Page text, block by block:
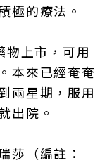
極的療法。
物上市，可用
本來已經奄奄
兩星期，服用
出院。
莎（編註：